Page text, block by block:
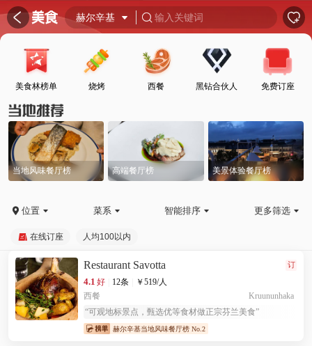
 󰦎 赫尔辛基   输入关键词 
美食林榜单 烧烤 西餐 黑钻合伙人 免费订座
当地风味餐厅榜 高端餐厅榜 美景体验餐厅榜
 位置  菜系  智能排序  更多筛选 
在线订座 人均100以内
Restaurant Savotta 订
4.1 好 12条 ￥ 519/人
西餐
Kruununhaka
“可观地标景点，甄选优等食材做正宗芬兰美食”
赫尔辛基当地风味餐厅榜 No.2